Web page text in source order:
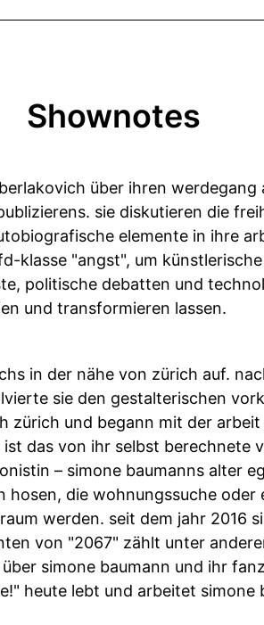
Shownotes
über ihren
sie diskutieren die
elemente in ihre
klasse "angst", um
politische debatten und
und transformieren lassen.
in der nähe von zürich auf.
sie den gestalterischen
zürich und begann mit der
das von ihr selbst berechnete
– simone baumanns alter
die wohnungssuche oder
werden. seit dem jahr 2016
von "2067" zählt unter
simone baumann und ihr
heute lebt und arbeitet simone